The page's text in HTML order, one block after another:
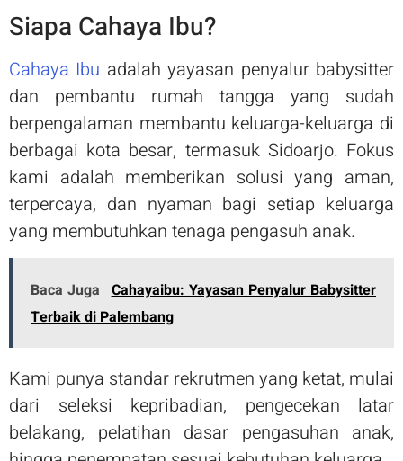
Siapa Cahaya Ibu?
Cahaya Ibu adalah yayasan penyalur babysitter
dan pembantu rumah tangga yang sudah
berpengalaman membantu keluarga-keluarga di
berbagai kota besar, termasuk Sidoarjo. Fokus
kami adalah memberikan solusi yang aman,
terpercaya, dan nyaman bagi setiap keluarga
yang membutuhkan tenaga pengasuh anak.
Baca Juga Cahayaibu: Yayasan Penyalur Babysitter
Terbaik di Palembang
Kami punya standar rekrutmen yang ketat, mulai
dari seleksi kepribadian, pengecekan latar
belakang, pelatihan dasar pengasuhan anak,